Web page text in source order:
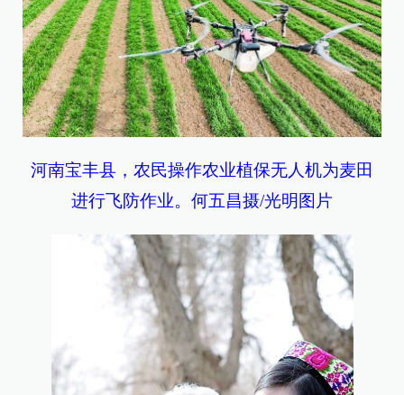
河南宝丰县，农民操作农业植保无人机为麦田
进行飞防作业。何五昌摄/光明图片